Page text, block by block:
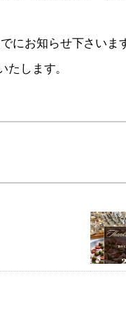
にお知らせ下さいま
たします。